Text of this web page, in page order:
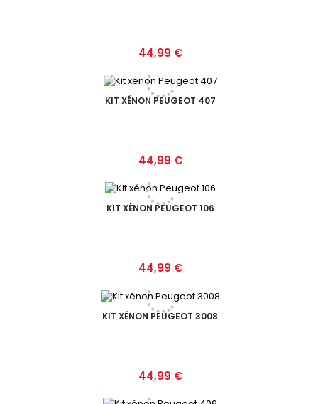
Prix
44,99 €
KIT XÉNON PEUGEOT 407
Prix
44,99 €
KIT XÉNON PEUGEOT 106
Prix
44,99 €
KIT XÉNON PEUGEOT 3008
Prix
44,99 €